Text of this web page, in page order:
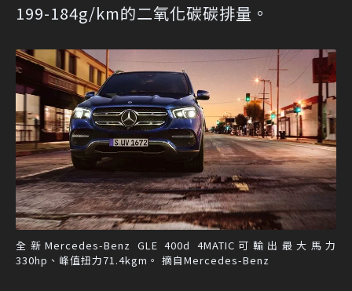
199-184g/km的二氧化碳碳排量。
全新Mercedes-Benz GLE 400d 4MATIC可輸出最大馬力
330hp、峰值扭力71.4kgm。 摘自Mercedes-Benz